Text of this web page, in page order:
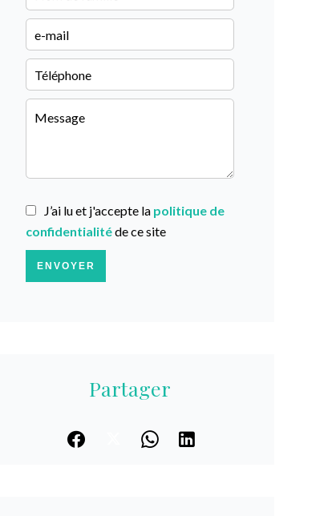
J’ai lu et j'accepte la politique de
confidentialitéde ce site
ENVOYER
Partager